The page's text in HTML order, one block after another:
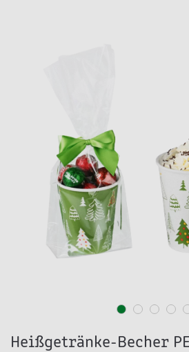
Heißgetränke-Becher